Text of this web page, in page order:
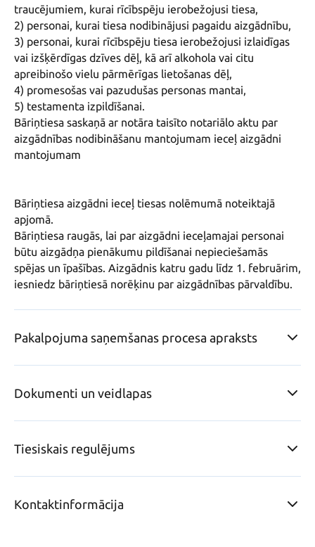
traucējumiem, kurai rīcībspēju ierobežojusi tiesa,
2) personai, kurai tiesa nodibinājusi pagaidu aizgādnību,
3) personai, kurai rīcībspēju tiesa ierobežojusi izlaidīgas
vai izšķērdīgas dzīves dēļ, kā arī alkohola vai citu
apreibinošo vielu pārmērīgas lietošanas dēļ,
4) promesošas vai pazudušas personas mantai,
5) testamenta izpildīšanai.
Bāriņtiesa saskaņā ar notāra taisīto notariālo aktu par
aizgādnības nodibināšanu mantojumam ieceļ aizgādni
mantojumam
Bāriņtiesa aizgādni ieceļ tiesas nolēmumā noteiktajā
apjomā.
Bāriņtiesa raugās, lai par aizgādni ieceļamajai personai
būtu aizgādņa pienākumu pildīšanai nepieciešamās
spējas un īpašības. Aizgādnis katru gadu līdz 1. februārim,
iesniedz bāriņtiesā norēķinu par aizgādnības pārvaldību.
Pakalpojuma saņemšanas procesa apraksts
Dokumenti un veidlapas
Tiesiskais regulējums
Kontaktinformācija